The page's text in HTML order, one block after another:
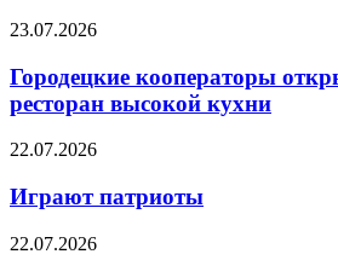
23.07.2026
Городецкие кооператоры
ресторан высокой кухни
22.07.2026
Играют патриоты
22.07.2026